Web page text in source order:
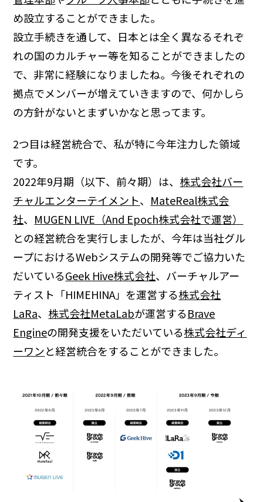
め設立することができました。
設立手続きを通して、日本とは全く異なるそれぞ
れの国のカルチャー等を知ることができましたの
で、非常に経験になりましたね。今後それぞれの
拠点でメンバーが増えていきますので、何かしら
の方針がないとまずいかなと思ってます。
2つ目は経営統合で、私が特に今年注力した領域
です。
2022年9月期（以下、前々期）は、 株式会社バー
チャルエンターテイメント、 MateReal株式会
社、 MUGEN LIVE（And Epoch株式会社で運営）
との経営統合を実行しましたが、今年は当社グル
ープにおけるWebシステムの開発等でご協力いた
だいているGeek Hive株式会社、バーチャルアー
ティスト「HIMEHINA」を運営する株式会社
LaRa、 株式会社MetaLabが運営するBrave
Engineの開発支援をいただいている株式会社ディ
ーワンと経営統合をすることができました。